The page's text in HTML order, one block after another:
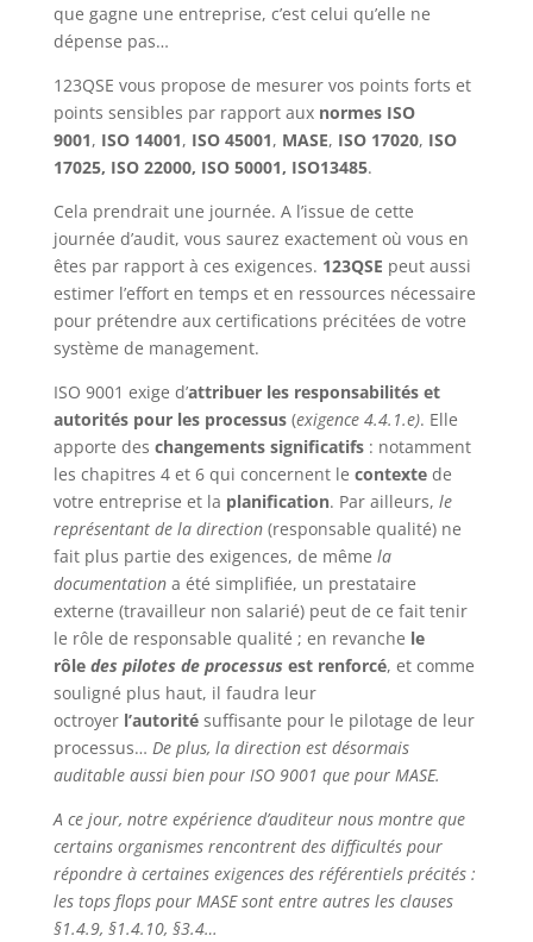
que gagne une entreprise, c’est celui qu’elle ne
dépense pas…
123QSE vous propose de mesurer vos points forts et
points sensibles par rapport aux normes ISO
9001, ISO 14001, ISO 45001, MASE, ISO 17020, ISO
17025, ISO 22000, ISO 50001, ISO13485.
Cela prendrait une journée. A l’issue de cette
journée d’audit, vous saurez exactement où vous en
êtes par rapport à ces exigences. 123QSE peut aussi
estimer l’effort en temps et en ressources nécessaire
pour prétendre aux certifications précitées de votre
système de management.
ISO 9001 exige d’attribuer les responsabilités et
autorités pour les processus(exigence 4.4.1.e). Elle
apporte des changements significatifs: notamment
les chapitres 4 et 6 qui concernent le contextede
votre entreprise et la planification. Par ailleurs, le
représentant de la direction(responsable qualité) ne
fait plus partie des exigences, de même la
documentationa été simplifiée, un prestataire
externe (travailleur non salarié) peut de ce fait tenir
le rôle de responsable qualité ; en revanche le
rôle des pilotes de processus est renforcé, et comme
souligné plus haut, il faudra leur
octroyer l’autorité suffisante pour le pilotage de leur
processus… De plus, la direction est désormais
auditable aussi bien pour ISO 9001 que pour MASE.
A ce jour, notre expérience d’auditeur nous montre que
certains organismes rencontrent des difficultés pour
répondre à certaines exigences des référentiels précités :
les tops flops pour MASE sont entre autres les clauses
§1.4.9, §1.4.10, §3.4…